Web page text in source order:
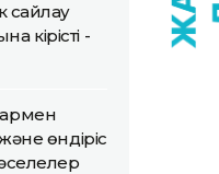
сайлау
кірісті -
өндіріс